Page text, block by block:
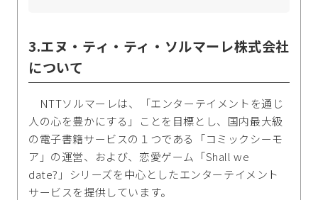
3.エヌ・ティ・ティ・ソルマーレ株式会社
について
NTTソルマーレは、「エンターテイメントを通じ
人の心を豊かにする」ことを目標とし、国内最大級
の電子書籍サービスの１つである「コミックシーモ
ア」の運営、および、恋愛ゲーム「Shall we
date?」シリーズを中心としたエンターテイメント
サービスを提供しています。